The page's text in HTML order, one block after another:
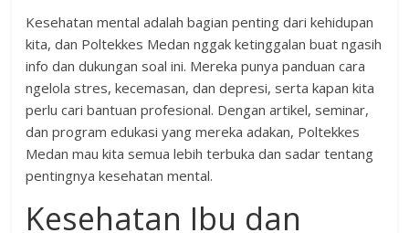
Kesehatan mental adalah bagian penting dari kehidupan
kita, dan Poltekkes Medan nggak ketinggalan buat ngasih
info dan dukungan soal ini. Mereka punya panduan cara
ngelola stres, kecemasan, dan depresi, serta kapan kita
perlu cari bantuan profesional. Dengan artikel, seminar,
dan program edukasi yang mereka adakan, Poltekkes
Medan mau kita semua lebih terbuka dan sadar tentang
pentingnya kesehatan mental.
Kesehatan Ibu dan